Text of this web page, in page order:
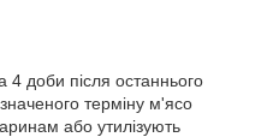
доби після останнього
терміну м'ясо
або утилізують